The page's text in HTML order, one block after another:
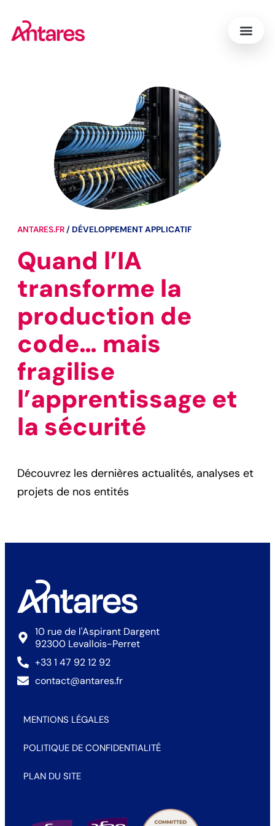
ANTARES.FR/ DÉVELOPPEMENT APPLICATIF
Quand l’IA
transforme la
production de
code… mais
fragilise
l’apprentissage et
la sécurité
Découvrez les dernières actualités, analyses et
projets de nos entités
10 rue de l'Aspirant Dargent
92300 Levallois-Perret
+33 1 47 92 12 92
contact@antares.fr
MENTIONS LÉGALES
POLITIQUE DE CONFIDENTIALITÉ
PLAN DU SITE